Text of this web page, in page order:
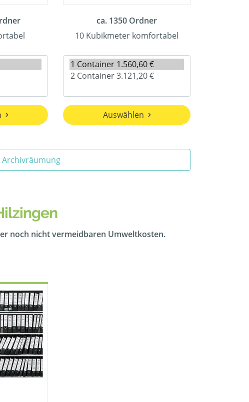
ca. 1350 Ordner
10 Kubikmeter komfortabel
Auswählen
noch nicht vermeidbaren Umweltkosten.